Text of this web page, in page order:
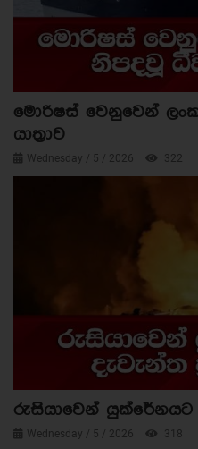
මොරිෂස් වෙනුවෙන්
යාත්‍රාව
Wednesday / 5 / 2026 322
රුසියාවෙන් යුක්රේනයට
Wednesday / 5 / 2026 318